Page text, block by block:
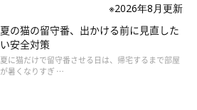
※2026年8月更新
夏の猫の留守番、出かける前に見直した
い安全対策
夏に猫だけで留守番させる日は、帰宅するまで部屋
が暑くなりすぎ …